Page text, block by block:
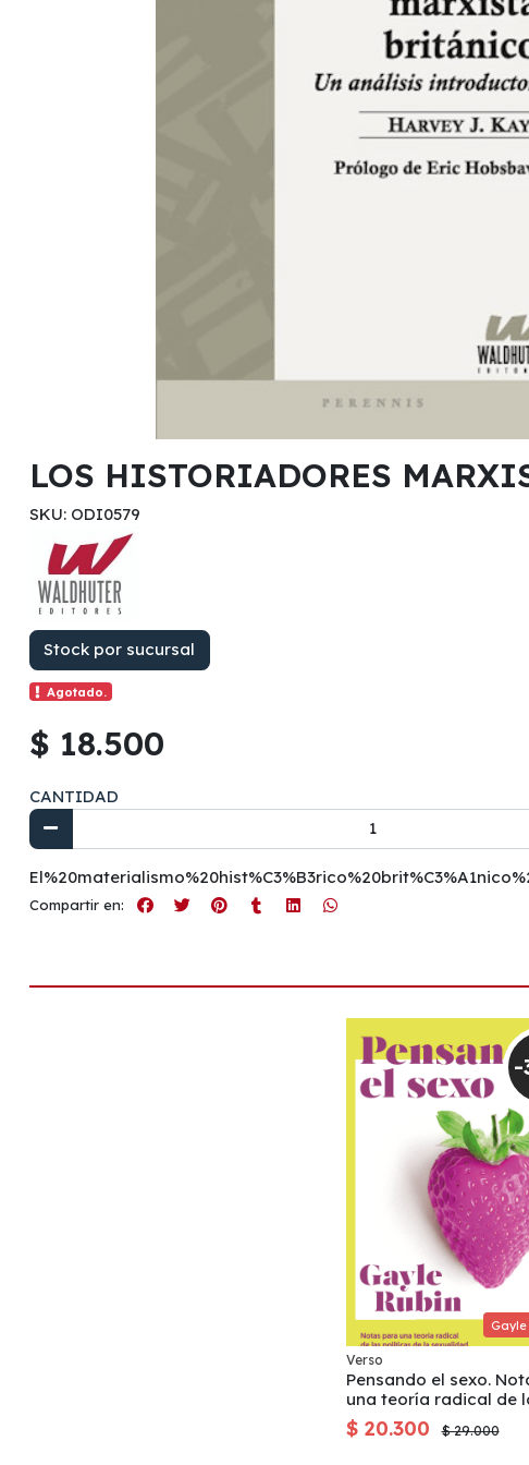
LOS HISTORIADORES
SKU: ODI0579
Stock por sucursal
Agotado.
$ 18.500
CANTIDAD
Compartir en:
-
Gayle
Verso
Pensando el sexo.
una teoría radical de
sexualidad
$ 20.300 $ 29.000